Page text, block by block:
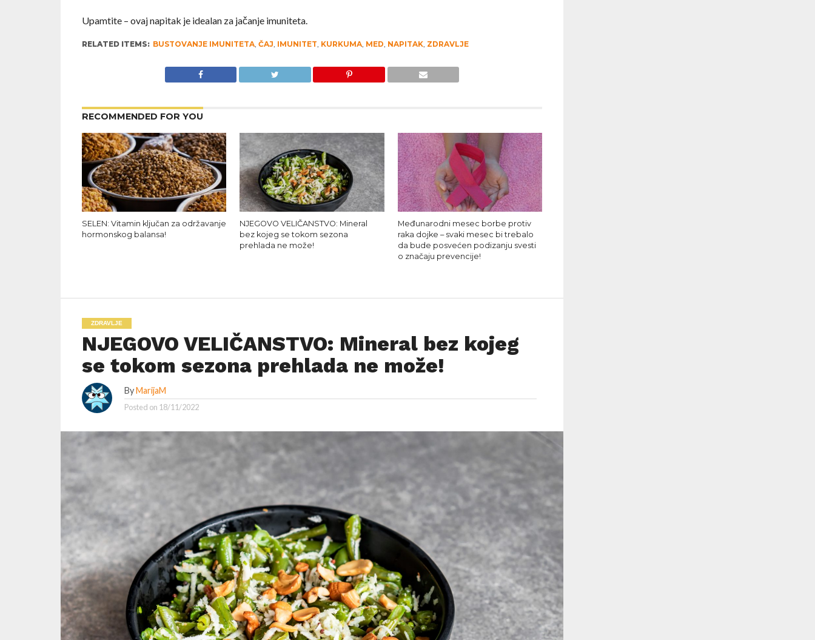
Upamtite – ovaj napitak je idealan za jačanje imuniteta.
RELATED ITEMS: BUSTOVANJE IMUNITETA, ČAJ, IMUNITET, KURKUMA, MED, NAPITAK, ZDRAVLJE
RECOMMENDED FOR YOU
SELEN: Vitamin ključan za održavanje
hormonskog balansa!
NJEGOVO VELIČANSTVO: Mineral
bez kojeg se tokom sezona
prehlada ne može!
Međunarodni mesec borbe protiv
raka dojke – svaki mesec bi trebalo
da bude posvećen podizanju svesti
o značaju prevencije!
ZDRAVLJE
NJEGOVO VELIČANSTVO: Mineral bez kojeg
se tokom sezona prehlada ne može!
ByMarijaM
Posted on 18/11/2022